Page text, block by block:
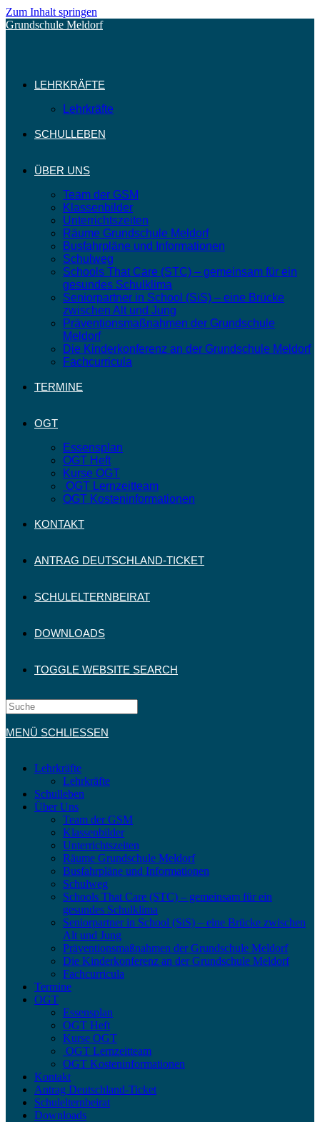
Zum Inhalt springen
Grundschule Meldorf
LEHRKRÄFTE
Lehrkräfte
SCHULLEBEN
ÜBER UNS
Team der GSM
Klassenbilder
Unterrichtszeiten
Räume Grundschule Meldorf
Busfahrpläne und Informationen
Schulweg
Schools That Care (STC) – gemeinsam für ein
gesundes Schulklima
Seniorpartner in School (SiS) – eine Brücke
zwischen Alt und Jung
Präventionsmaßnahmen der Grundschule
Meldorf
Die Kinderkonferenz an der Grundschule Meldorf
Fachcurricula
TERMINE
OGT
Essensplan
OGT Heft
Kurse OGT
OGT Lernzeitteam
OGT Kosteninformationen
KONTAKT
ANTRAG DEUTSCHLAND-TICKET
SCHULELTERNBEIRAT
DOWNLOADS
TOGGLE WEBSITE SEARCH
MENÜ SCHLIESSEN
Lehrkräfte
Lehrkräfte
Schulleben
Über Uns
Team der GSM
Klassenbilder
Unterrichtszeiten
Räume Grundschule Meldorf
Busfahrpläne und Informationen
Schulweg
Schools That Care (STC) – gemeinsam für ein
gesundes Schulklima
Seniorpartner in School (SiS) – eine Brücke zwischen
Alt und Jung
Präventionsmaßnahmen der Grundschule Meldorf
Die Kinderkonferenz an der Grundschule Meldorf
Fachcurricula
Termine
OGT
Essensplan
OGT Heft
Kurse OGT
OGT Lernzeitteam
OGT Kosteninformationen
Kontakt
Antrag Deutschland-Ticket
Schulelternbeirat
Downloads